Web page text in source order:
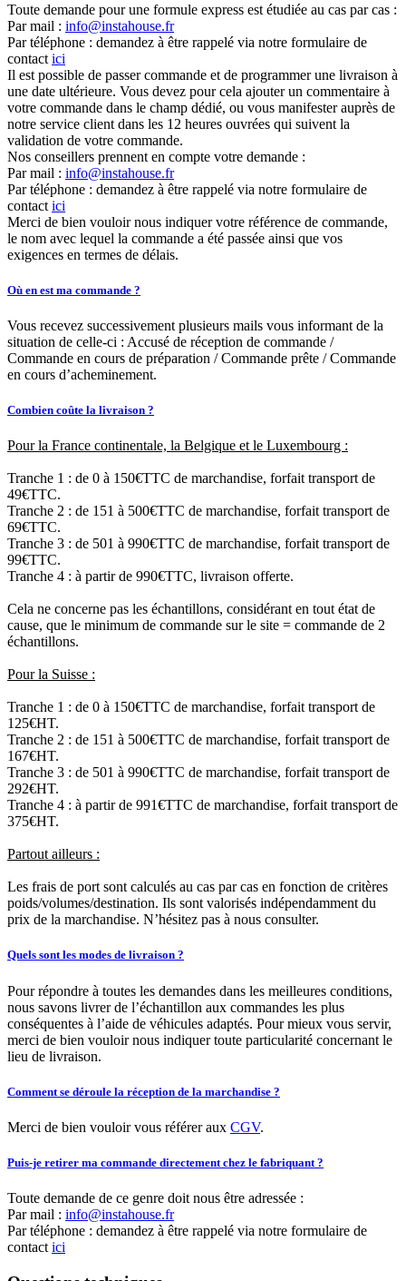
Toute demande pour une formule express est étudiée au cas par cas :
Par mail : info@instahouse.fr
Par téléphone : demandez à être rappelé via notre formulaire de
contact ici
Il est possible de passer commande et de programmer une livraison à
une date ultérieure. Vous devez pour cela ajouter un commentaire à
votre commande dans le champ dédié, ou vous manifester auprès de
notre service client dans les 12 heures ouvrées qui suivent la
validation de votre commande.
Nos conseillers prennent en compte votre demande :
Par mail : info@instahouse.fr
Par téléphone : demandez à être rappelé via notre formulaire de
contact ici
Merci de bien vouloir nous indiquer votre référence de commande,
le nom avec lequel la commande a été passée ainsi que vos
exigences en termes de délais.
Où en est ma commande ?
Vous recevez successivement plusieurs mails vous informant de la
situation de celle-ci : Accusé de réception de commande /
Commande en cours de préparation / Commande prête / Commande
en cours d’acheminement.
Combien coûte la livraison ?
Pour la France continentale, la Belgique et le Luxembourg :
Tranche 1 : de 0 à 150€TTC de marchandise, forfait transport de
49€TTC.
Tranche 2 : de 151 à 500€TTC de marchandise, forfait transport de
69€TTC.
Tranche 3 : de 501 à 990€TTC de marchandise, forfait transport de
99€TTC.
Tranche 4 : à partir de 990€TTC, livraison offerte.
Cela ne concerne pas les échantillons, considérant en tout état de
cause, que le minimum de commande sur le site = commande de 2
échantillons.
Pour la Suisse :
Tranche 1 : de 0 à 150€TTC de marchandise, forfait transport de
125€HT.
Tranche 2 : de 151 à 500€TTC de marchandise, forfait transport de
167€HT.
Tranche 3 : de 501 à 990€TTC de marchandise, forfait transport de
292€HT.
Tranche 4 : à partir de 991€TTC de marchandise, forfait transport de
375€HT.
Partout ailleurs :
Les frais de port sont calculés au cas par cas en fonction de critères
poids/volumes/destination. Ils sont valorisés indépendamment du
prix de la marchandise. N’hésitez pas à nous consulter.
Quels sont les modes de livraison ?
Pour répondre à toutes les demandes dans les meilleures conditions,
nous savons livrer de l’échantillon aux commandes les plus
conséquentes à l’aide de véhicules adaptés. Pour mieux vous servir,
merci de bien vouloir nous indiquer toute particularité concernant le
lieu de livraison.
Comment se déroule la réception de la marchandise ?
Merci de bien vouloir vous référer aux CGV.
Puis-je retirer ma commande directement chez le fabriquant ?
Toute demande de ce genre doit nous être adressée :
Par mail : info@instahouse.fr
Par téléphone : demandez à être rappelé via notre formulaire de
contact ici